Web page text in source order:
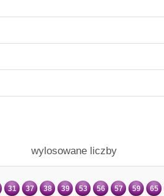
wylosowane liczby
31 37 38 39 53 56 57 59 65